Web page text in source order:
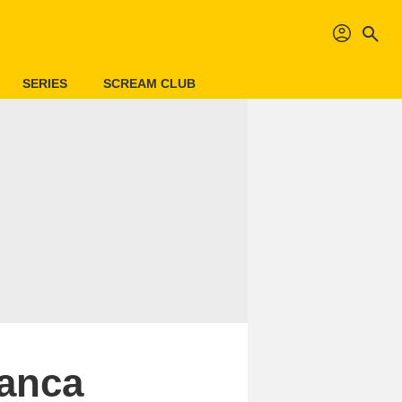
profil search
SERIES SCREAM CLUB